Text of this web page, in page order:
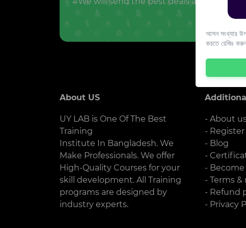
About US
UY LAB is One Of The Best
Training
Institute In Bangladesh. We
Make Professionals. We offer
High-Quality Courses for your
skill development. All Training
programs are designed by
industry experts.
- About
- Register
- Blog
-
-
- Terms &
- Refund
- Privacy
আসন সংখ্যার
করতে রেজিঃ